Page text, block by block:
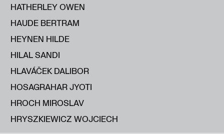
HATHERLEY OWEN
HAUDE BERTRAM
HEYNEN HILDE
HILAL SANDI
HLAVÁČEK DALIBOR
HOSAGRAHAR JYOTI
HROCH MIROSLAV
HRYSZKIEWICZ WOJCIECH